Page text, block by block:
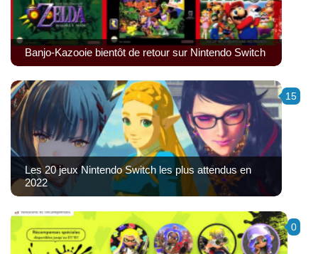
Banjo-Kazooie bientôt de retour sur Nintendo Switch
15
Les 20 jeux Nintendo Switch les plus attendus en
2022
0